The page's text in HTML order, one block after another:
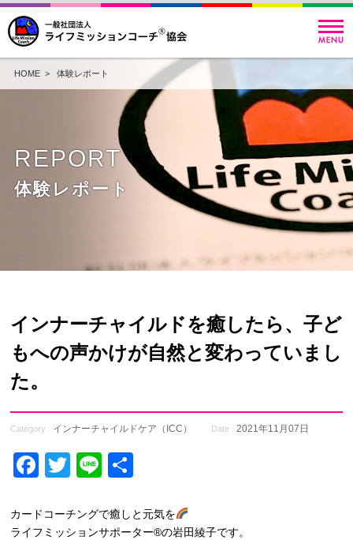
HOME> 体験レポート
REPORT
体験レポート
インナーチャイルドを癒したら、子ど
もへの声かけが自然と変わっていまし
た。
Category : インナーチャイルドケア（ICC） Date : 2021年11月07日
Facebook
Twitter
Line
カードコーチングで癒しと元気を
ライフミッションサポーター®の岩田綾子です。